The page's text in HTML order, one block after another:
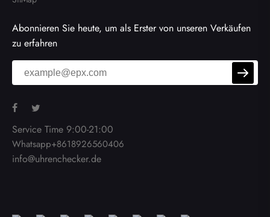
Abonnieren Sie heute, um als Erster von unseren Verkäufen
zu erfahren
Service Time 9:00-21:00
Whatsapp+8618926560406
info@uhrenchecker.de